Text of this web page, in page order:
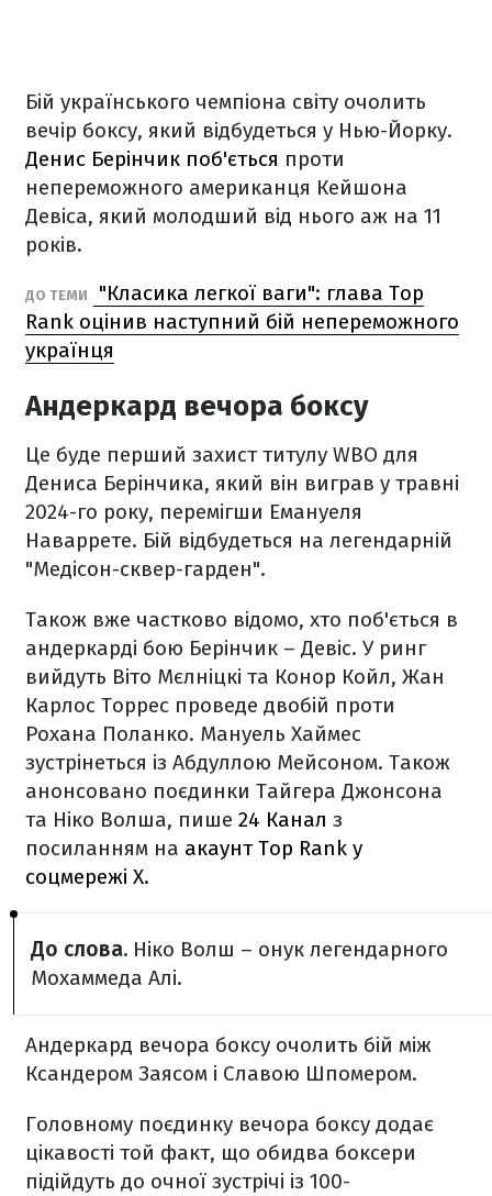
Бій українського чемпіона світу очолить
вечір боксу, який відбудеться у Нью-Йорку.
Денис Берінчик поб'ється проти
непереможного американця Кейшона
Девіса, який молодший від нього аж на 11
років.
ДО ТЕМИ
"Класика легкої ваги": глава Top
Rank оцінив наступний бій непереможного
українця
Андеркард вечора боксу
Це буде перший захист титулу WBO для
Дениса Берінчика, який він виграв у травні
2024-го року, перемігши Емануеля
Наваррете. Бій відбудеться на легендарній
"Медісон-сквер-гарден".
Також вже частково відомо, хто поб'ється в
андеркарді бою Берінчик – Девіс. У ринг
вийдуть Віто Мєлніцкі та Конор Койл, Жан
Карлос Торрес проведе двобій проти
Рохана Поланко. Мануель Хаймес
зустрінеться із Абдуллою Мейсоном. Також
анонсовано поєдинки Тайгера Джонсона
та Ніко Волша, пише 24 Канал з
посиланням на акаунт Top Rank у
соцмережі Х.
До слова. Ніко Волш – онук легендарного
Мохаммеда Алі.
Андеркард вечора боксу очолить бій між
Ксандером Заясом і Славою Шпомером.
Головному поєдинку вечора боксу додає
цікавості той факт, що обидва боксери
підійдуть до очної зустрічі із 100-